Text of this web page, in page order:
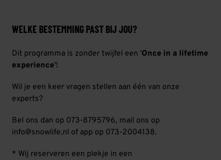
WELKE BESTEMMING PAST BIJ JOU?
Dit programma is zonder twijfel een 'Once in a lifetime
experience'!
Wil je een keer vragen stellen aan één van onze
experts?
Bel ons dan op 073-8795796, mail ons op
info@snowlife.nl of app op 073-2004138.
* Wij reserveren een plekje in een